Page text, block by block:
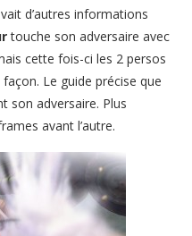
d’autres informations
touche son adversaire avec
cette fois-ci les 2 persos
Le guide précise que
son adversaire. Plus
avant l’autre.